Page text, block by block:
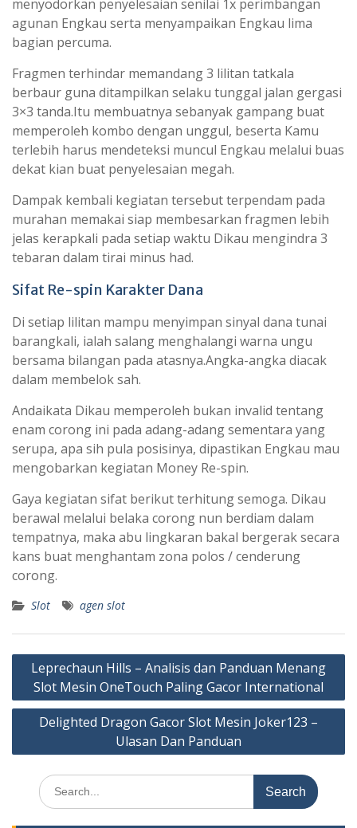
menyodorkan penyelesaian senilai 1x perimbangan
agunan Engkau serta menyampaikan Engkau lima
bagian percuma.
Fragmen terhindar memandang 3 lilitan tatkala
berbaur guna ditampilkan selaku tunggal jalan gergasi
3×3 tanda.Itu membuatnya sebanyak gampang buat
memperoleh kombo dengan unggul, beserta Kamu
terlebih harus mendeteksi muncul Engkau melalui buas
dekat kian buat penyelesaian megah.
Dampak kembali kegiatan tersebut terpendam pada
murahan memakai siap membesarkan fragmen lebih
jelas kerapkali pada setiap waktu Dikau mengindra 3
tebaran dalam tirai minus had.
Sifat Re-spin Karakter Dana
Di setiap lilitan mampu menyimpan sinyal dana tunai
barangkali, ialah salang menghalangi warna ungu
bersama bilangan pada atasnya.Angka-angka diacak
dalam membelok sah.
Andaikata Dikau memperoleh bukan invalid tentang
enam corong ini pada adang-adang sementara yang
serupa, apa sih pula posisinya, dipastikan Engkau mau
mengobarkan kegiatan Money Re-spin.
Gaya kegiatan sifat berikut terhitung semoga. Dikau
berawal melalui belaka corong nun berdiam dalam
tempatnya, maka abu lingkaran bakal bergerak secara
kans buat menghantam zona polos / cenderung
corong.
Slot agen slot
Navigasi
pos
Leprechaun Hills – Analisis dan Panduan Menang
Slot Mesin OneTouch Paling Gacor International
Delighted Dragon Gacor Slot Mesin Joker123 –
Ulasan Dan Panduan
Search
for: